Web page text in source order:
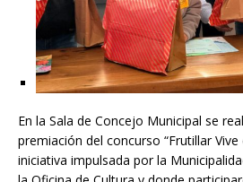
En la Sala de Concejo Municipal se
premiación del concurso “Frutillar Vive
iniciativa impulsada por la